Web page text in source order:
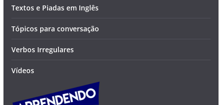
Textos e Piadas em Inglês
Tópicos para conversação
Verbos Irregulares
Vídeos